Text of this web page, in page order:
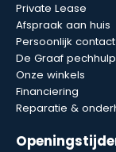
Private Lease
Afspraak aan huis
Persoonlijk contact
De Graaf pechhulp
Onze winkels
Financiering
Reparatie &